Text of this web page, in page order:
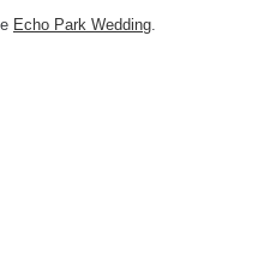
Echo Park Wedding.